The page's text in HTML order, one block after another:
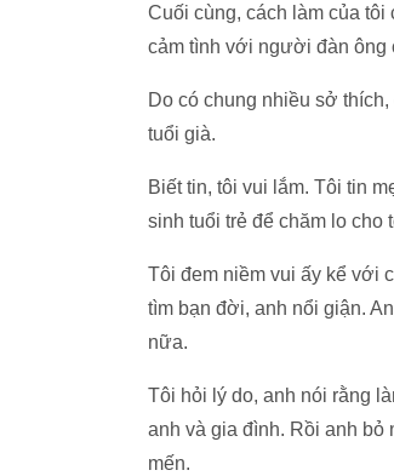
Cuối cùng, cách làm của
cảm tình với người đàn ông
Do có chung nhiều sở
tuổi già.
Biết tin, tôi vui lắm. Tôi tin
sinh tuổi trẻ để chăm lo cho
Tôi đem niềm vui ấy kể với
tìm bạn đời, anh nổi giận.
nữa.
Tôi hỏi lý do, anh nói rằng
anh và gia đình. Rồi anh
mến.